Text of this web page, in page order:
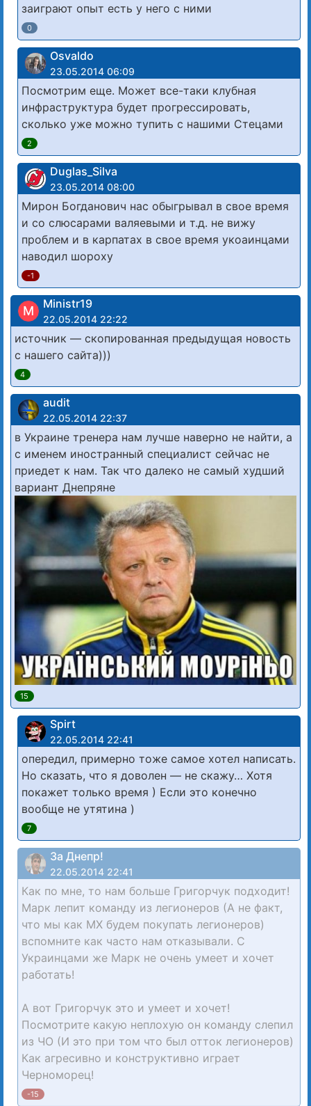
заиграют опыт есть у него с ними
0
Osvaldo
23.05.2014 06:09
Посмотрим еще. Может все-таки клубная
инфраструктура будет прогрессировать,
сколько уже можно тупить с нашими Стецами
2
Duglas_Silva
23.05.2014 08:00
Мирон Богданович нас обыгрывал в свое время
и со слюсарами валяевыми и т.д. не вижу
проблем и в карпатах в свое время укоаинцами
наводил шороху
-1
M Ministr19
22.05.2014 22:22
источник — скопированная предыдущая новость
с нашего сайта)))
4
audit
22.05.2014 22:37
в Украине тренера нам лучше наверно не найти, а
с именем иностранный специалист сейчас не
приедет к нам. Так что далеко не самый худший
вариант Днепряне
15
Spirt
22.05.2014 22:41
опередил, примерно тоже самое хотел написать.
Но сказать, что я доволен — не скажу… Хотя
покажет только время ) Если это конечно
вообще не утятина )
7
За Днепр!
22.05.2014 22:41
Как по мне, то нам больше Григорчук подходит!
Марк лепит команду из легионеров (А не факт,
что мы как МХ будем покупать легионеров)
вспомните как часто нам отказывали. С
Украинцами же Марк не очень умеет и хочет
работать!
А вот Григорчук это и умеет и хочет!
Посмотрите какую неплохую он команду слепил
из ЧО (И это при том что был отток легионеров)
Как агресивно и конструктивно играет
Черноморец!
-15